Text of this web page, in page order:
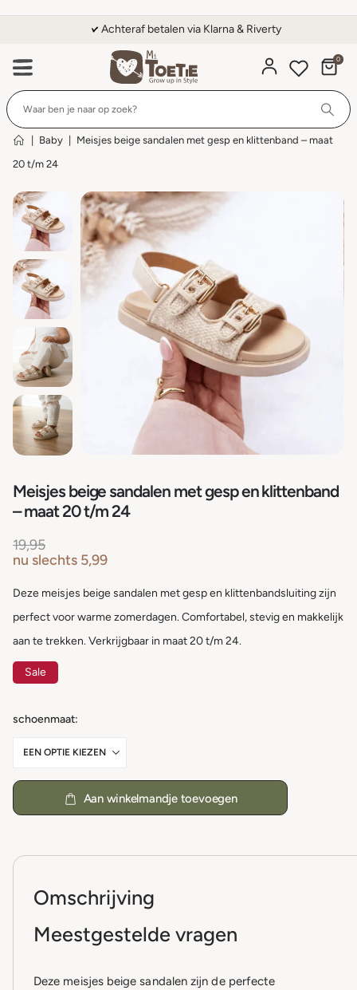
Achteraf betalen via Klarna & Riverty
0
Baby
Meisjes beige sandalen met gesp en klittenband – maat
20 t/m 24
Meisjes beige sandalen met gesp en klittenband
– maat 20 t/m 24
19,95
nu slechts 5,99
Deze meisjes beige sandalen met gesp en klittenbandsluiting zijn
perfect voor warme zomerdagen. Comfortabel, stevig en makkelijk
aan te trekken. Verkrijgbaar in maat 20 t/m 24.
Sale
schoenmaat
Aan winkelmandje toevoegen
Omschrijving
Meestgestelde vragen
Deze meisjes beige sandalen zijn de perfecte